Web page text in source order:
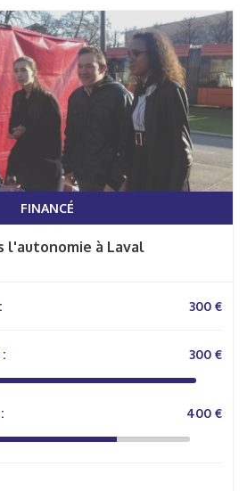
FINANCÉ
l'autonomie à Laval
300 €
300 €
400 €